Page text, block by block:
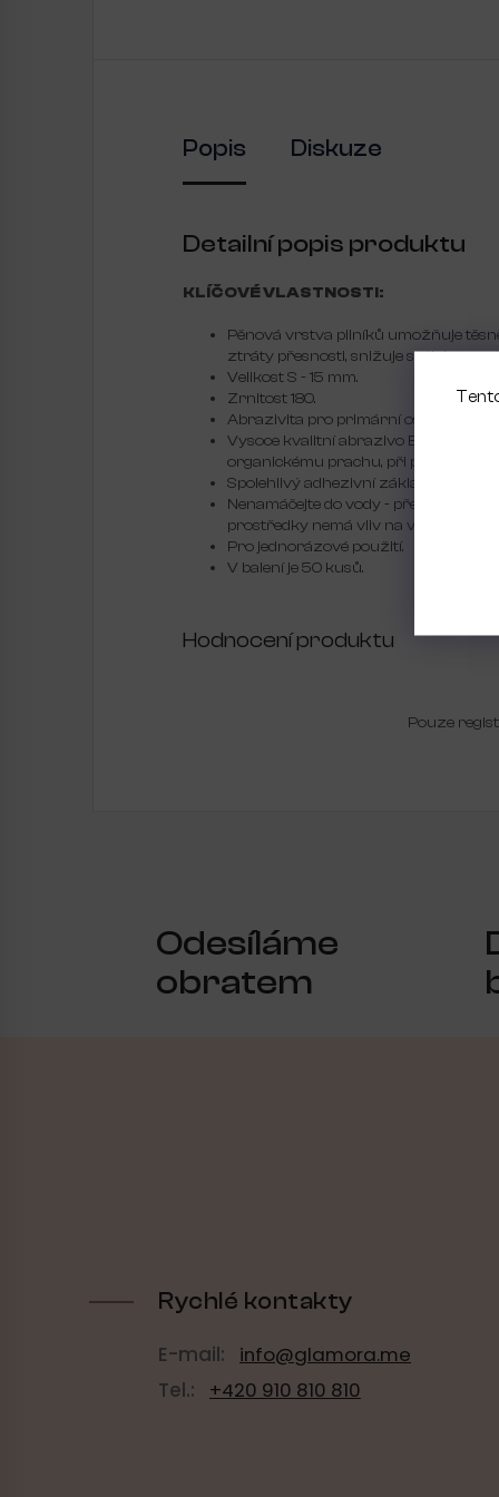
Popis Diskuze
Detailní popis produktu
KLÍČOVÉ VLASTNOSTI:
Pěnová vrstva pilníků umožňuje
ztráty přesnosti, snižuje se tlak na
Velikost S - 15 mm.
Zrnitost 180.
Abrazivita pro primární ošetření
Vysoce kvalitní abrazivo Expert
organickému prachu, při používání
Spolehlivý adhezivní základ -
Nenamáčejte do vody - předběžné
prostředky nemá vliv na vlastnosti
Pro jednorázové použití.
V balení je 50 kusů.
Hodnocení produktu
Pouze
Odesíláme
obratem
Rychlé kontakty
E-mail:
info@glamora.me
Tel.:
+420 910 810 810